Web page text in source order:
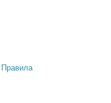
Правила